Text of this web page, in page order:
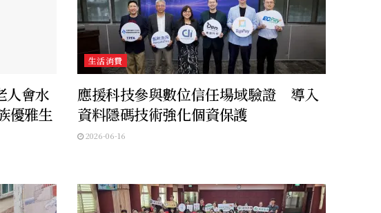
人會水
優雅生
生活消費
應援科技參與數位信任場域驗證 導入
資料隱碼技術強化個資保護
2026-06-16